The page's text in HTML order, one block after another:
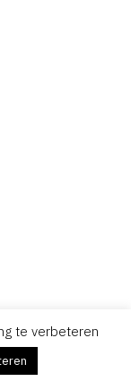
te verbeteren